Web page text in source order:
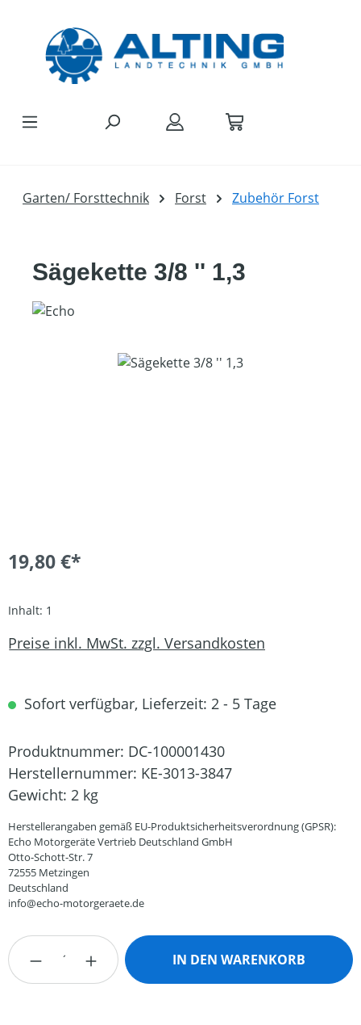
Garten/ Forsttechnik Forst Zubehör Forst
Sägekette 3/8 '' 1,3
Bildergalerie überspringen
19,80 €*
Inhalt: 1
Preise inkl. MwSt. zzgl. Versandkosten
Sofort verfügbar, Lieferzeit: 2 - 5 Tage
Produktnummer: DC-100001430
Herstellernummer: KE-3013-3847
Gewicht: 2 kg
Herstellerangaben gemäß EU-Produktsicherheitsverordnung (GPSR):
Echo Motorgeräte Vertrieb Deutschland GmbH
Otto-Schott-Str. 7
72555 Metzingen
Deutschland
info@echo-motorgeraete.de
Produkt Anzahl: Gib den gewünschten
IN DEN WARENKORB